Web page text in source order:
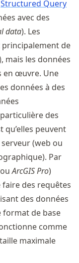
Structured Query
avec des
data). Les
principalement de
mais les données
en œuvre. Une
données à des
des
qu’elles peuvent
(web ou
Par
ArcGIS Pro)
des requêtes
des données
format de base
comme
maximale